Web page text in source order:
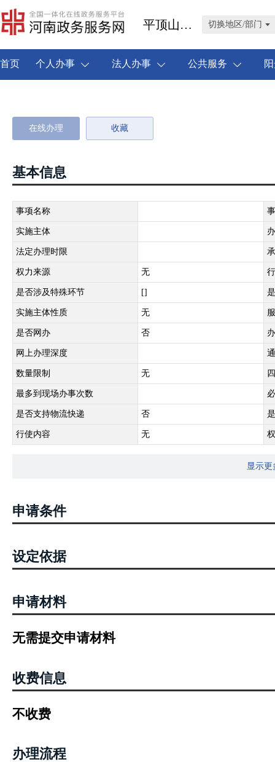
平顶山市叶县 切换地区/部门
首页 个人办事 法人办事 公共服务
在线办理 收藏
基本信息
事项名称
实施主体
法定办理时限
权力来源 无
是否涉及特殊环节 []
实施主体性质 无
是否网办 否
网上办理深度
数量限制 无
最多到现场办事次数
是否支持物流快递 否
行使内容 无
显示更
申请条件
设定依据
申请材料
无需提交申请材料
收费信息
不收费
办理流程